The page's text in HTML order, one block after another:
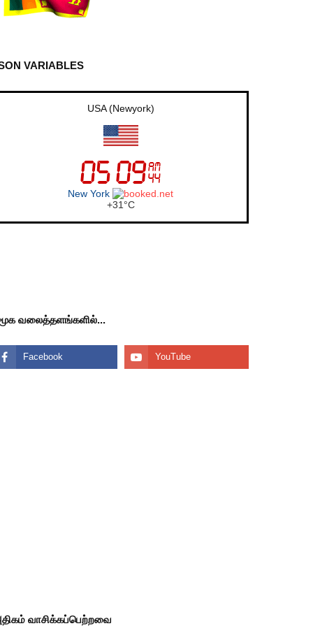
VARIABLES
UK (London)
London
+22°C
வலைத்தளங்களில்...
வாசிக்கப்பெற்றவை